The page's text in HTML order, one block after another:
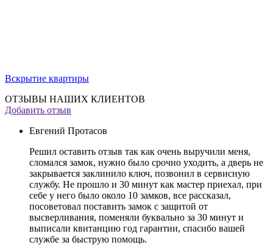
Вскрытие квартиры
ОТЗЫВЫ НАШИХ КЛИЕНТОВ
Добавить отзыв
Евгений Протасов
Решил оставить отзыв так как очень выручили меня,
сломался замок, нужно было срочно уходить, а дверь не
закрывается заклинило ключ, позвонил в сервисную
службу. Не прошло и 30 минут как мастер приехал, при
себе у него было около 10 замков, все рассказал,
посоветовал поставить замок с защитой от
высверливания, поменяли буквально за 30 минут и
выписали квитанцию год гарантии, спасибо вашей
службе за быструю помощь.